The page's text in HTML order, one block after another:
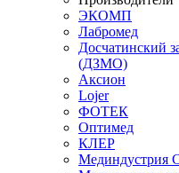
ЭКОМП
Лабромед
Досчатинский
(ДЗМО)
Аксион
Lojer
ФОТЕК
Оптимед
КЛЕР
Мединдустрия